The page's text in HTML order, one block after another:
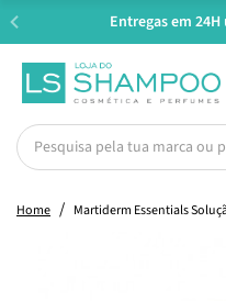
Entregas em 24H úteis.
Home Martiderm Essentials